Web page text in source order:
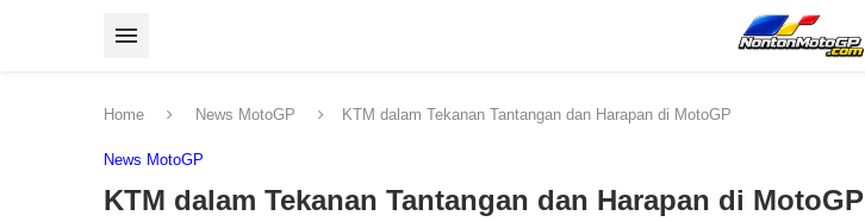
Home News MotoGP KTM dalam Tekanan Tantangan dan Harapan di MotoGP
News MotoGP
KTM dalam Tekanan Tantangan dan Harapan di MotoGP